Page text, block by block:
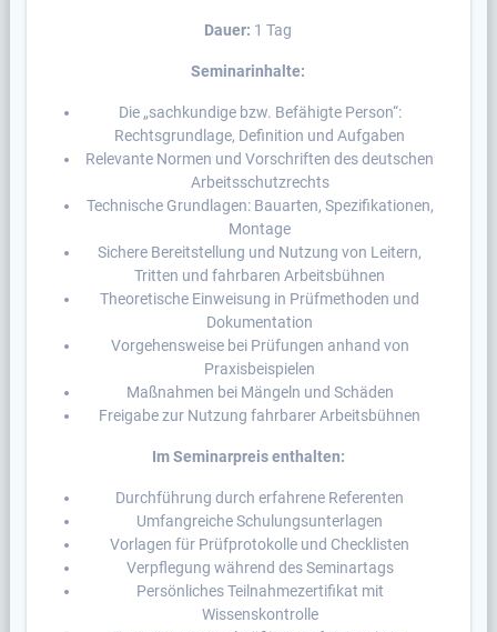
Dauer: 1 Tag
Seminarinhalte:
Die „sachkundige bzw. Befähigte Person“:
Rechtsgrundlage, Definition und Aufgaben
Relevante Normen und Vorschriften des deutschen
Arbeitsschutzrechts
Technische Grundlagen: Bauarten, Spezifikationen,
Montage
Sichere Bereitstellung und Nutzung von Leitern,
Tritten und fahrbaren Arbeitsbühnen
Theoretische Einweisung in Prüfmethoden und
Dokumentation
Vorgehensweise bei Prüfungen anhand von
Praxisbeispielen
Maßnahmen bei Mängeln und Schäden
Freigabe zur Nutzung fahrbarer Arbeitsbühnen
Im Seminarpreis enthalten:
Durchführung durch erfahrene Referenten
Umfangreiche Schulungsunterlagen
Vorlagen für Prüfprotokolle und Checklisten
Verpflegung während des Seminartags
Persönliches Teilnahmezertifikat mit
Wissenskontrolle